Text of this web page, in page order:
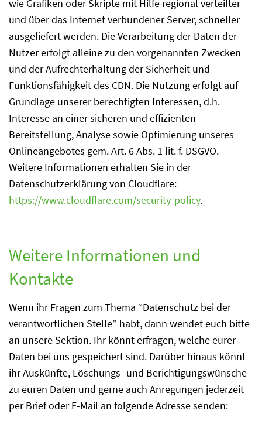
wie Grafiken oder Skripte mit Hilfe regional verteilter
und über das Internet verbundener Server, schneller
ausgeliefert werden. Die Verarbeitung der Daten der
Nutzer erfolgt alleine zu den vorgenannten Zwecken
und der Aufrechterhaltung der Sicherheit und
Funktionsfähigkeit des CDN. Die Nutzung erfolgt auf
Grundlage unserer berechtigten Interessen, d.h.
Interesse an einer sicheren und effizienten
Bereitstellung, Analyse sowie Optimierung unseres
Onlineangebotes gem. Art. 6 Abs. 1 lit. f. DSGVO.
Weitere Informationen erhalten Sie in der
Datenschutzerklärung von Cloudflare:
https://www.cloudflare.com/security-policy.
Weitere Informationen und
Kontakte
Wenn ihr Fragen zum Thema “Datenschutz bei der
verantwortlichen Stelle” habt, dann wendet euch bitte
an unsere Sektion. Ihr könnt erfragen, welche eurer
Daten bei uns gespeichert sind. Darüber hinaus könnt
ihr Auskünfte, Löschungs- und Berichtigungswünsche
zu euren Daten und gerne auch Anregungen jederzeit
per Brief oder E-Mail an folgende Adresse senden: